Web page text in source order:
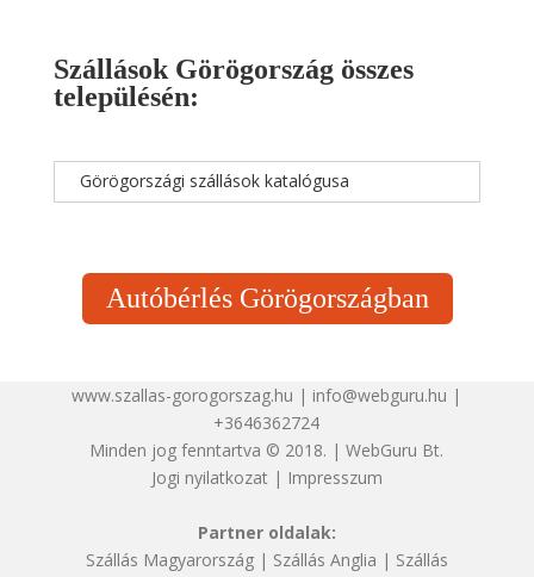
Szállások Görögország összes
településén:
Görögországi szállások katalógusa
Autóbérlés Görögországban
www.szallas-gorogorszag.hu | info@webguru.hu |
+3646362724
Minden jog fenntartva © 2018. | WebGuru Bt.
Jogi nyilatkozat| Impresszum
Partner oldalak:
Szállás Magyarország| Szállás Anglia | Szállás